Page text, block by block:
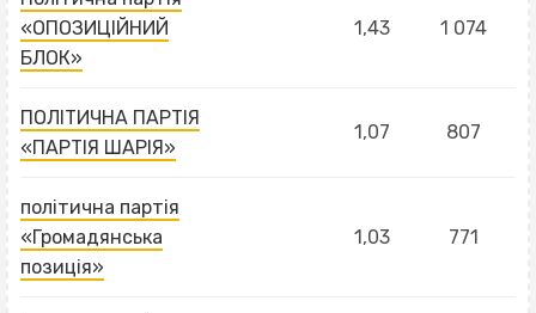
«ОПОЗИЦІЙНИЙ
БЛОК»
1,43 1 074
ПОЛІТИЧНА ПАРТІЯ
«ПАРТІЯ ШАРІЯ»
1,07 807
політична партія
«Громадянська
позиція»
1,03 771